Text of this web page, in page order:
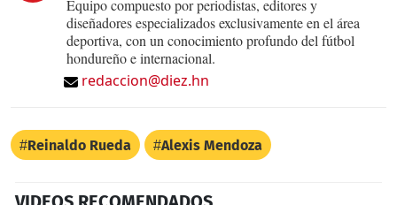
Equipo compuesto por periodistas, editores y
diseñadores especializados exclusivamente en el área
deportiva, con un conocimiento profundo del fútbol
hondureño e internacional.
redaccion@diez.hn
Reinaldo Rueda Alexis Mendoza